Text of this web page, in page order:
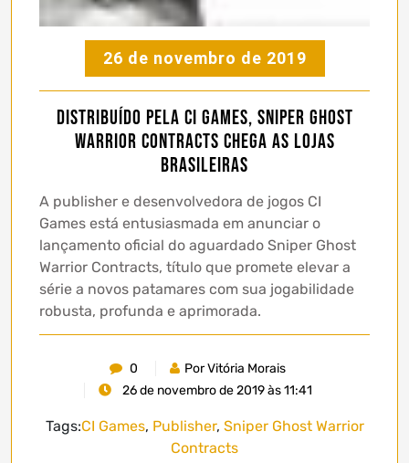
26 de novembro de 2019
Distribuído pela CI Games, Sniper Ghost
Warrior Contracts chega as lojas
Brasileiras
A publisher e desenvolvedora de jogos CI
Games está entusiasmada em anunciar o
lançamento oficial do aguardado Sniper Ghost
Warrior Contracts, título que promete elevar a
série a novos patamares com sua jogabilidade
robusta, profunda e aprimorada.
0
Por Vitória Morais
26 de novembro de 2019 às 11:41
Tags:CI Games, Publisher, Sniper Ghost Warrior
Contracts